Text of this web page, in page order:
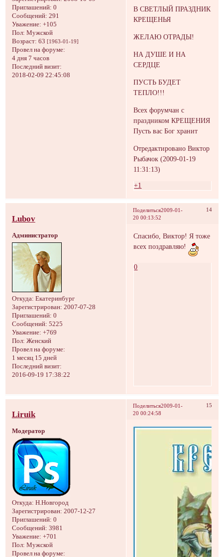
Приглашений: 0
Сообщений: 291
Уважение: +105
Пол: Мужской
Возраст: 63 [1963-01-19]
Провел на форуме:
4 дня 7 часов
Последний визит:
2018-02-09 22:45:08
В СВЕТЛЫЙ ПРАЗДНИК
КРЕЩЕНЬЯ
ЖЕЛАЮ ОТРАДЫ!
НА ДУШЕ И НА
СЕРДЦЕ
ПУСТЬ БУДЕТ
ТЕПЛО!!!
Всех форумчан с
праздником КРЕЩЕНИЯ
Пусть вас Бог хранит
Отредактировано Виктор
Рыбачок (2009-01-19
11:31:13)
+1
Поделиться 14
2009-01-
20 00:13:52
Lubov
Администратор
Откуда: Екатеринбург
Зарегистрирован: 2007-07-28
Приглашений: 0
Сообщений: 5225
Уважение: +769
Пол: Женский
Провел на форуме:
1 месяц 15 дней
Последний визит:
2016-09-19 17:38:22
Спасибо, Виктор! Я тоже
всех поздравляю!
0
Поделиться 15
2009-01-
20 00:24:58
Liruik
Модератор
Откуда: Н.Новгород
Зарегистрирован: 2007-12-27
Приглашений: 0
Сообщений: 3981
Уважение: +701
Пол: Мужской
Провел на форуме: